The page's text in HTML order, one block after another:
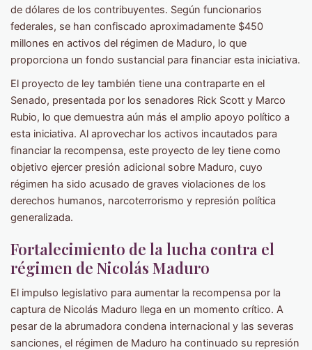
de dólares de los contribuyentes. Según funcionarios
federales, se han confiscado aproximadamente $450
millones en activos del régimen de Maduro, lo que
proporciona un fondo sustancial para financiar esta iniciativa.
El proyecto de ley también tiene una contraparte en el
Senado, presentada por los senadores Rick Scott y Marco
Rubio, lo que demuestra aún más el amplio apoyo político a
esta iniciativa. Al aprovechar los activos incautados para
financiar la recompensa, este proyecto de ley tiene como
objetivo ejercer presión adicional sobre Maduro, cuyo
régimen ha sido acusado de graves violaciones de los
derechos humanos, narcoterrorismo y represión política
generalizada.
Fortalecimiento de la lucha contra el
régimen de Nicolás Maduro
El impulso legislativo para aumentar la recompensa por la
captura de Nicolás Maduro llega en un momento crítico. A
pesar de la abrumadora condena internacional y las severas
sanciones, el régimen de Maduro ha continuado su represión